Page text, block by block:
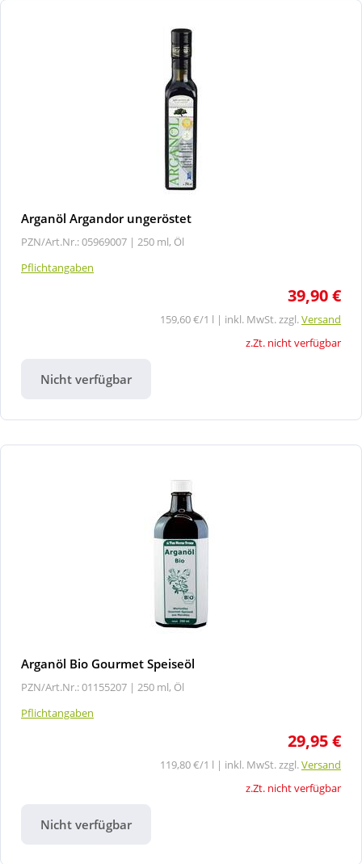
Arganöl Argandor ungeröstet
PZN/Art.Nr.: 05969007 | 250 ml, Öl
Pflichtangaben
39,90 €
159,60 €/1 l | inkl. MwSt. zzgl.Versand
z.Zt. nicht verfügbar
Nicht verfügbar
Arganöl Bio Gourmet Speiseöl
PZN/Art.Nr.: 01155207 | 250 ml, Öl
Pflichtangaben
29,95 €
119,80 €/1 l | inkl. MwSt. zzgl.Versand
z.Zt. nicht verfügbar
Nicht verfügbar